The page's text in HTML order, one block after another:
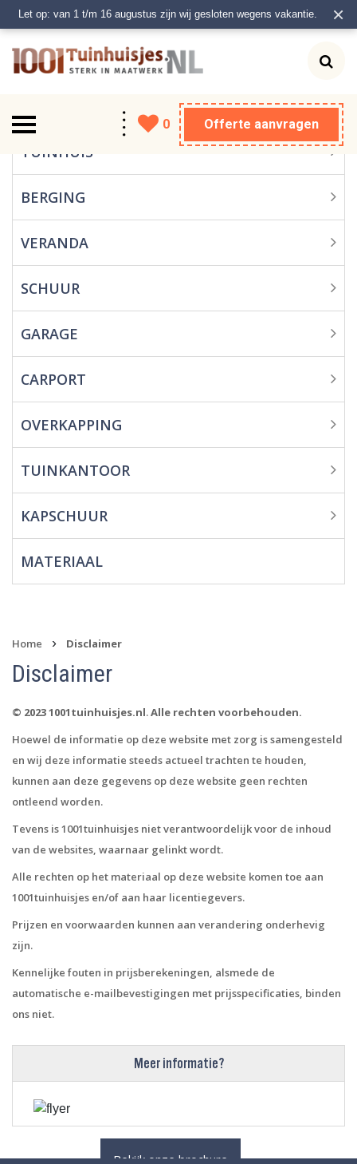
Let op: van 1 t/m 16 augustus zijn wij gesloten wegens vakantie. ×
Veranda
Schuur
Carport
Overkapping
Tuinkantoor
Kapschuur
0 Offerte aanvragen
TUINHUIS
BERGING
VERANDA
SCHUUR
GARAGE
CARPORT
OVERKAPPING
TUINKANTOOR
KAPSCHUUR
MATERIAAL
Home › Disclaimer
Disclaimer
© 2023 1001tuinhuisjes.nl.Alle rechten voorbehouden.
Hoewel de informatie op deze website met zorg is samengesteld
en wij deze informatie steeds actueel trachten te houden,
kunnen aan deze gegevens op deze website geen rechten
ontleend worden.
Tevens is 1001tuinhuisjes niet verantwoordelijk voor de inhoud
van de websites, waarnaar gelinkt wordt.
Alle rechten op het materiaal op deze website komen toe aan
1001tuinhuisjes en/of aan haar licentiegevers.
Prijzen en voorwaarden kunnen aan verandering onderhevig
zijn.
Kennelijke fouten in prijsberekeningen, alsmede de
automatische e-mailbevestigingen met prijsspecificaties, binden
ons niet.
Meer informatie?
Bekijk onze brochure